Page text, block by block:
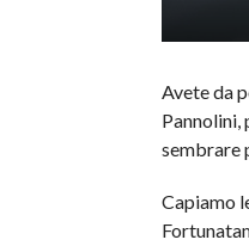
Avete da
Pannolini,
sembrare
Capiamo